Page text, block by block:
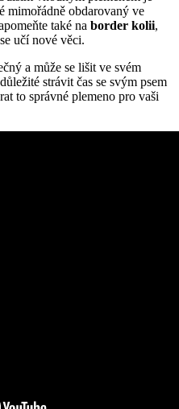
mimořádně ‍obdarovaný ve
také na border kolii,
učí nové‍ věci.
a může se‌ lišit ve svém⁤
strávit čas se svým psem
​to správné plemeno pro‌ vaši